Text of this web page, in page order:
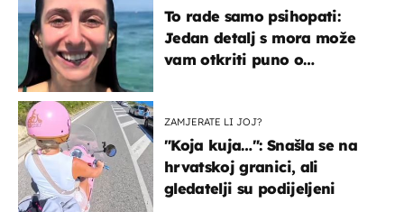
To rade samo psihopati:
Jedan detalj s mora može
vam otkriti puno o
ZAMJERATE LI JOJ?
"Koja kuja…": Snašla se na
hrvatskoj granici, ali
gledatelji su podijeljeni